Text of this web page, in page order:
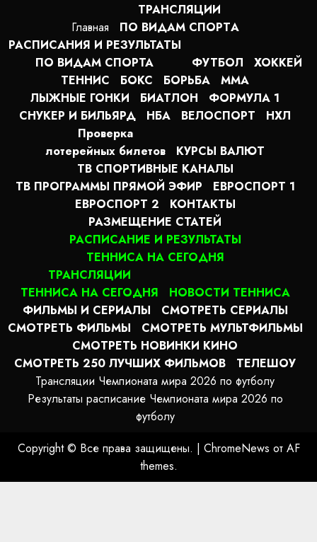
Главная
ТРАНСЛЯЦИИ
ПО ВИДАМ СПОРТA
РАСПИСАНИЯ И РЕЗУЛЬТАТЫ
ПО ВИДАМ СПОРТА
ФУТБОЛ
ХОККЕЙ
ТЕННИС
БОКС БОРЬБА
MMA
ЛЫЖНЫЕ ГОНКИ
БИАТЛОН
ФОРМУЛА 1
СНУКЕР И БИЛЬЯРД
НБА ВЕЛОСПОРТ
НХЛ
Проверка
лотерейных билетов
КУРСЫ ВАЛЮТ
ТВ СПОРТИВНЫЕ КАНАЛЫ
ТВ ПРОГРАММЫ ПРЯМОЙ ЭФИР
ЕВРОСПОРТ 1
ЕВРОСПОРТ 2
КОНТАКТЫ
РАЗМЕЩЕНИЕ СТАТЕЙ
РАСПИСАНИЕ И РЕЗУЛЬТАТЫ
ТЕННИСА НА СЕГОДНЯ
ТРАНСЛЯЦИИ
ТЕННИСА НА СЕГОДНЯ
НОВОСТИ ТЕННИСА
ФИЛЬМЫ И СЕРИАЛЫ
СМОТРЕТЬ СЕРИАЛЫ
СМОТРЕТЬ ФИЛЬМЫ
СМОТРЕТЬ МУЛЬТФИЛЬМЫ
СМОТРЕТЬ НОВИНКИ КИНО
СМОТРЕТЬ 250 ЛУЧШИХ ФИЛЬМОВ
ТЕЛЕШОУ
Трансляции Чемпионата мира 2026 по футболу
Результаты расписание Чемпионата мира 2026 по
футболу
Copyright © Все права защищены. | ChromeNews от AF
themes.